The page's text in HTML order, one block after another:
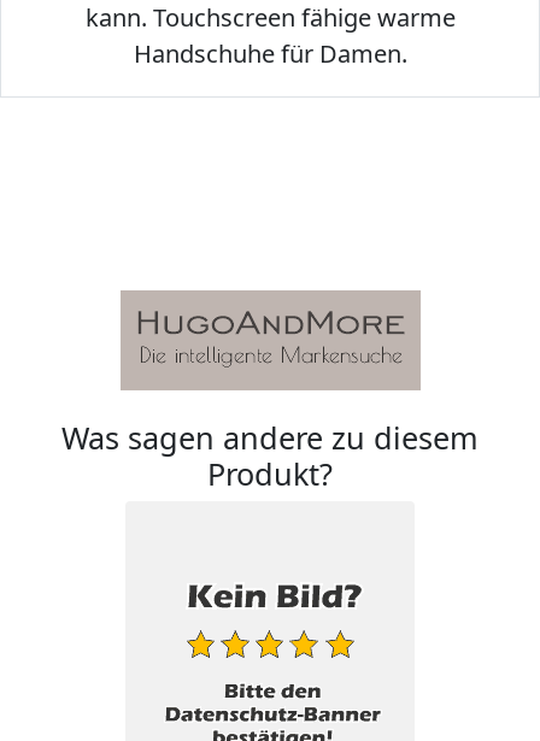
kann. Touchscreen fähige warme
Handschuhe für Damen.
Was sagen andere zu diesem
Produkt?